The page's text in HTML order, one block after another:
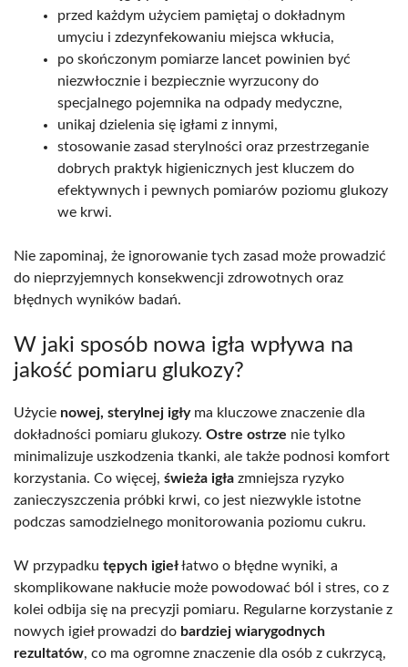
przed każdym użyciem pamiętaj o dokładnym
umyciu i zdezynfekowaniu miejsca wkłucia,
po skończonym pomiarze lancet powinien być
niezwłocznie i bezpiecznie wyrzucony do
specjalnego pojemnika na odpady medyczne,
unikaj dzielenia się igłami z innymi,
stosowanie zasad sterylności oraz przestrzeganie
dobrych praktyk higienicznych jest kluczem do
efektywnych i pewnych pomiarów poziomu glukozy
we krwi.
Nie zapominaj, że ignorowanie tych zasad może prowadzić
do nieprzyjemnych konsekwencji zdrowotnych oraz
błędnych wyników badań.
W jaki sposób nowa igła wpływa na
jakość pomiaru glukozy?
Użycie nowej, sterylnej igłyma kluczowe znaczenie dla
dokładności pomiaru glukozy. Ostre ostrze nie tylko
minimalizuje uszkodzenia tkanki, ale także podnosi komfort
korzystania. Co więcej, świeża igła zmniejsza ryzyko
zanieczyszczenia próbki krwi, co jest niezwykle istotne
podczas samodzielnego monitorowania poziomu cukru.
W przypadku tępych igiełłatwo o błędne wyniki, a
skomplikowane nakłucie może powodować ból i stres, co z
kolei odbija się na precyzji pomiaru. Regularne korzystanie z
nowych igieł prowadzi do bardziej wiarygodnych
rezultatów, co ma ogromne znaczenie dla osób z cukrzycą,